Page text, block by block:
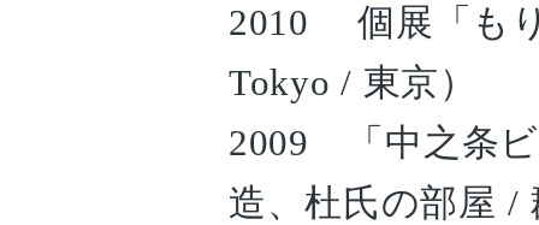
2010 個展「も
Tokyo / 東京）
2009 「中之条ビ
造、杜氏の部屋 /